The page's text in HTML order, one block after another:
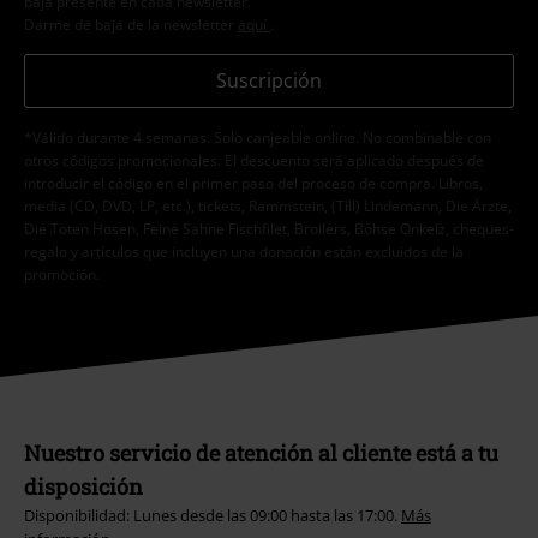
Darme de baja de la newsletter
aquí
Suscripción
*Válido durante 4 semanas. Solo canjeable online. No combinable con
otros códigos promocionales. El descuento será aplicado después de
introducir el código en el primer paso del proceso de compra. Libros,
media (CD, DVD, LP, etc.), tickets, Rammstein, (Till) Lindemann, Die Ärzte,
Die Toten Hosen, Feine Sahne Fischfilet, Broilers, Böhse Onkelz, cheques-
regalo y artículos que incluyen una donación están excluidos de la
promoción.
Nuestro servicio de atención al cliente está a tu
disposición
Disponibilidad: Lunes desde las 09:00 hasta las 17:00. Más